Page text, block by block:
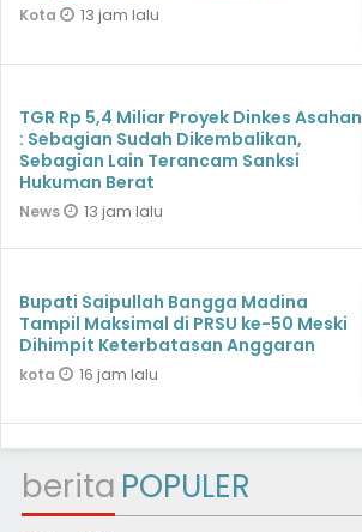
Kota 13 jam lalu
TGR Rp 5,4 Miliar Proyek Dinkes Asahan
: Sebagian Sudah Dikembalikan,
Sebagian Lain Terancam Sanksi
Hukuman Berat
News 13 jam lalu
Bupati Saipullah Bangga Madina
Tampil Maksimal di PRSU ke-50 Meski
Dihimpit Keterbatasan Anggaran
kota 16 jam lalu
berita POPULER